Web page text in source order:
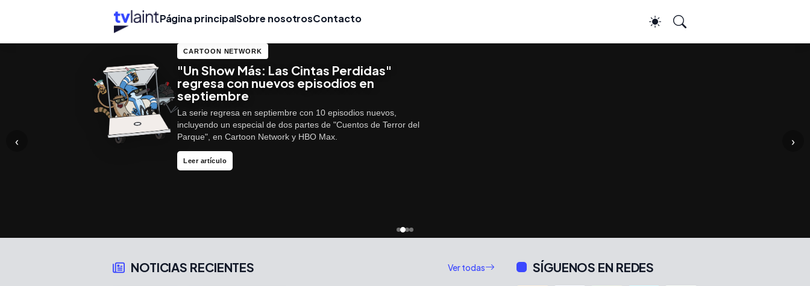
Página principalSobre nosotrosContacto
CARTOON NETWORK
"Un Show Más: Las Cintas Perdidas"
regresa con nuevos episodios en
septiembre
La serie regresa en septiembre con 10 episodios nuevos,
incluyendo un especial de dos partes de "Cuentos de Terror del
Parque", en Cartoon Network y HBO Max.
Leer artículo
‹ ›
NOTICIAS RECIENTES Ver todas SÍGUENOS EN REDES